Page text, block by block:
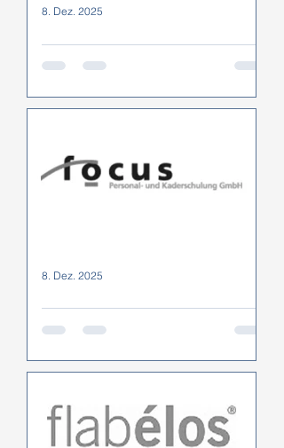
Hanfexpert.ch
mitglieder: Exklusive Angebote auf
8. Dez. 2025
FOCUS Personal- und
Kaderschulung GmbH
10 % Rabatt auf alle Webshop-
Beispiel: Starterset „Brustgurt“ EUR
199.– Schweizer Kunden:
8. Dez. 2025